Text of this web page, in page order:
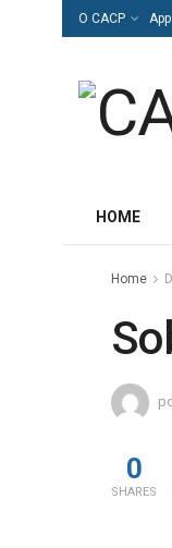
O CACP
HOME
Home
0
SHARES